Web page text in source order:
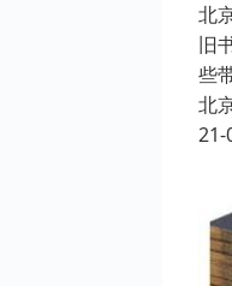
北
旧
些
北
21-